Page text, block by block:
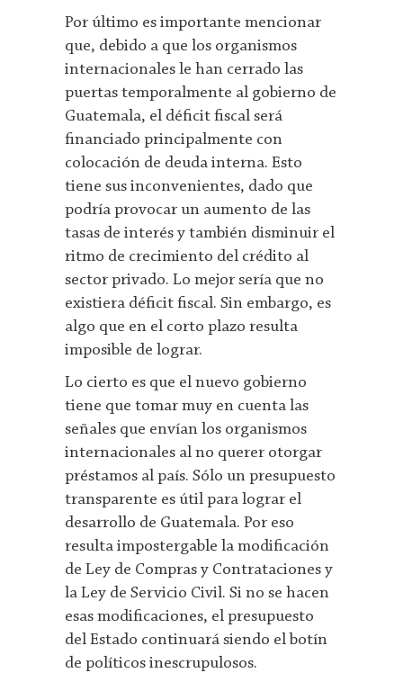
Por último es importante mencionar
que, debido a que los organismos
internacionales le han cerrado las
puertas temporalmente al gobierno de
Guatemala, el déficit fiscal será
financiado principalmente con
colocación de deuda interna. Esto
tiene sus inconvenientes, dado que
podría provocar un aumento de las
tasas de interés y también disminuir el
ritmo de crecimiento del crédito al
sector privado. Lo mejor sería que no
existiera déficit fiscal. Sin embargo, es
algo que en el corto plazo resulta
imposible de lograr.
Lo cierto es que el nuevo gobierno
tiene que tomar muy en cuenta las
señales que envían los organismos
internacionales al no querer otorgar
préstamos al país. Sólo un presupuesto
transparente es útil para lograr el
desarrollo de Guatemala. Por eso
resulta impostergable la modificación
de Ley de Compras y Contrataciones y
la Ley de Servicio Civil. Si no se hacen
esas modificaciones, el presupuesto
del Estado continuará siendo el botín
de políticos inescrupulosos.